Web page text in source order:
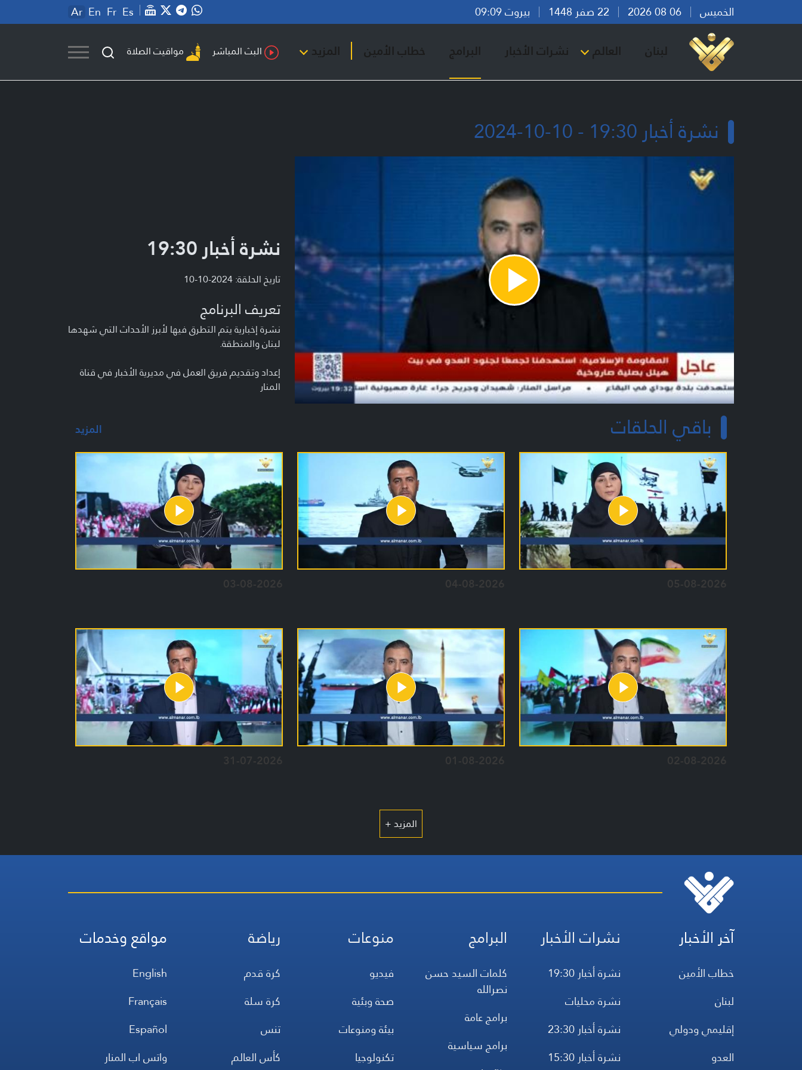
الخميس بيروت 09:09 Ar En Fr Es
لبنان العالم نشرات الأخبار البرامج خطاب الأمين المزيد البث المباشر مواقيت الصلاة
نشرة أخبار 19:30 - 10-10-2024
Play
Video
نشرة أخبار 19:30
تاريخ الحلقة: 2024-10-10
تعريف البرنامج
نشرة إخبارية يتم التطرق فيها لأبرز الأحداث التي شهدها
لبنان والمنطقة.
إعداد وتقديم فريق العمل في مديرية الأخبار في قناة
المنار
باقي الحلقات المزيد
05-08-2026
04-08-2026
03-08-2026
02-08-2026
01-08-2026
31-07-2026
المزيد +
آخر الأخبار
خطاب الأمين
لبنان
إقليمي ودولي
العدو
نشرات الأخبار
نشرة أخبار 19:30
نشرة محليات
نشرة أخبار 23:30
نشرة أخبار 15:30
البرامج
كلمات السيد حسن
نصرالله
برامج عامة
برامج سياسية
منوعات
فيديو
صحة وبئية
بيئة ومنوعات
تكنولوجيا
رياضة
كرة قدم
كرة سلة
تنس
كأس العالم
مواقع وخدمات
English
Français
Español
واتس اب المنار